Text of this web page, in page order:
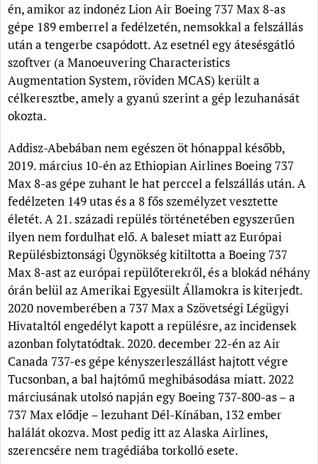
én, amikor az indonéz Lion Air Boeing 737 Max 8-as
gépe 189 emberrel a fedélzetén, nemsokkal a felszállás
után a tengerbe csapódott. Az esetnél egy átesésgátló
szoftver (a Manoeuvering Characteristics
Augmentation System, röviden MCAS) került a
célkeresztbe, amely a gyanú szerint a gép lezuhanását
okozta.
Addisz-Abebában nem egészen öt hónappal később,
2019. március 10-én az Ethiopian Airlines Boeing 737
Max 8-as gépe zuhant le hat perccel a felszállás után. A
fedélzeten 149 utas és a 8 fős személyzet vesztette
életét. A 21. századi repülés történetében egyszerűen
ilyen nem fordulhat elő. A baleset miatt az Európai
Repülésbiztonsági Ügynökség kitiltotta a Boeing 737
Max 8-ast az európai repülőterekről, és a blokád néhány
órán belül az Amerikai Egyesült Államokra is kiterjedt.
2020 novemberében a 737 Max a Szövetségi Légügyi
Hivataltól engedélyt kapott a repülésre, az incidensek
azonban folytatódtak. 2020. december 22-én az Air
Canada 737-es gépe kényszerleszállást hajtott végre
Tucsonban, a bal hajtómű meghibásodása miatt. 2022
márciusának utolsó napján egy Boeing 737-800-as – a
737 Max elődje – lezuhant Dél-Kínában, 132 ember
halálát okozva. Most pedig itt az Alaska Airlines,
szerencsére nem tragédiába torkolló esete.